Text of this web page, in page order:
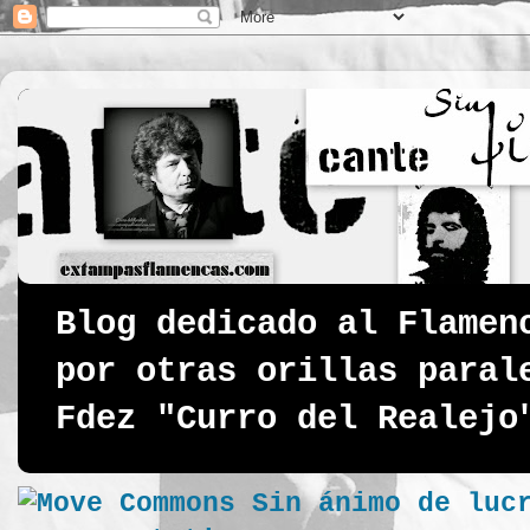
Blog dedicado al
por otras orillas
Fdez "Curro del